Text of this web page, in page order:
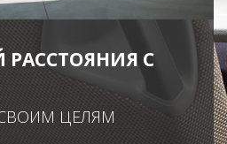
С
ЦЕЛЯМ